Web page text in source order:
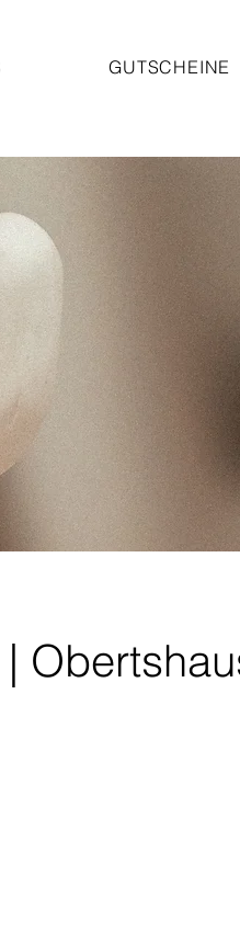
GUTSCHEINE